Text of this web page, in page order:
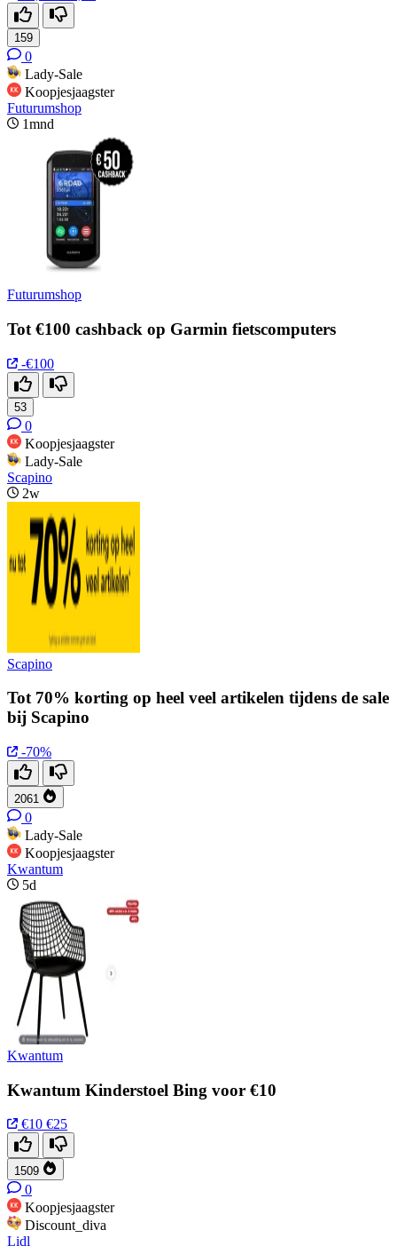
159
0
Lady-Sale
Koopjesjaagster
Futurumshop
1mnd
Futurumshop
Tot €100 cashback op Garmin fietscomputers
-€100
53
0
Koopjesjaagster
Lady-Sale
Scapino
2w
Scapino
Tot 70% korting op heel veel artikelen tijdens de sale
bij Scapino
-70%
2061
0
Lady-Sale
Koopjesjaagster
Kwantum
5d
Kwantum
Kwantum Kinderstoel Bing voor €10
€10 €25
1509
0
Koopjesjaagster
Discount_diva
Lidl